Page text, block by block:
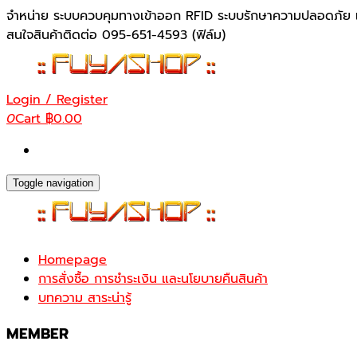
Skip
to
content
จำหน่าย ระบบควบคุมทางเข้าออก RFID ระบบรักษาความปลอดภัย
สนใจสินค้าติดต่อ 095-651-4593 (ฟิล์ม)
Login / Register
0Cart฿0.00
Toggle navigation
Homepage
การสั่งซื้อ การชำระเงิน และนโยบายคืนสินค้า
บทความ สาระน่ารู้
MEMBER